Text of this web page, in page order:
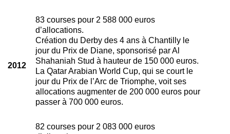
2012
83 courses pour 2 588 000 euros
d’allocations.
Création du Derby des 4 ans à Chantilly le
jour du Prix de Diane, sponsorisé par Al
Shahaniah Stud à hauteur de 150 000 euros.
La Qatar Arabian World Cup, qui se court le
jour du Prix de l’Arc de Triomphe, voit ses
allocations augmenter de 200 000 euros pour
passer à 700 000 euros.
82 courses pour 2 083 000 euros